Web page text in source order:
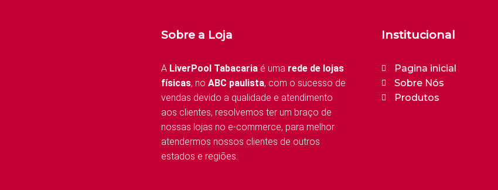
Sobre a Loja
A LiverPool Tabacariaé uma rede de lojas
físicas, no ABC paulista, com o sucesso de
vendas devido a qualidade e atendimento
aos clientes, resolvemos ter um braço de
nossas lojas no e-commerce, para melhor
atendermos nossos clientes de outros
estados e regiões.
Institucional
Pagina inicial
Sobre Nós
Produtos